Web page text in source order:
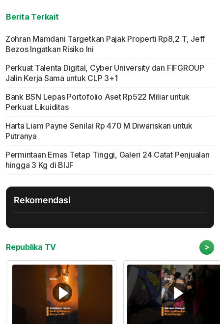
Berita Terkait
Zohran Mamdani Targetkan Pajak Properti Rp8,2 T, Jeff
Bezos Ingatkan Risiko Ini
Perkuat Talenta Digital, Cyber University dan FIFGROUP
Jalin Kerja Sama untuk CLP 3+1
Bank BSN Lepas Portofolio Aset Rp522 Miliar untuk
Perkuat Likuiditas
Harta Liam Payne Senilai Rp 470 M Diwariskan untuk
Putranya
Permintaan Emas Tetap Tinggi, Galeri 24 Catat Penjualan
hingga 3 Kg di BIJF
Rekomendasi
Republika TV >